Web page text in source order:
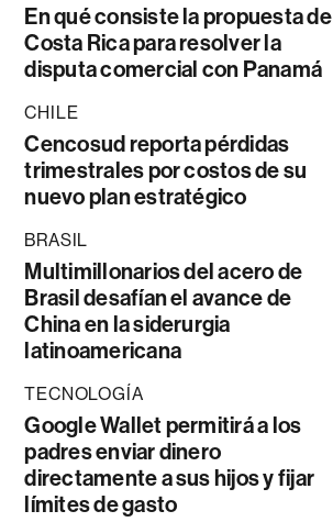
En qué consiste la propuesta de
Costa Rica para resolver la
disputa comercial con Panamá
CHILE
Cencosud reporta pérdidas
trimestrales por costos de su
nuevo plan estratégico
BRASIL
Multimillonarios del acero de
Brasil desafían el avance de
China en la siderurgia
latinoamericana
TECNOLOGÍA
Google Wallet permitirá a los
padres enviar dinero
directamente a sus hijos y fijar
límites de gasto